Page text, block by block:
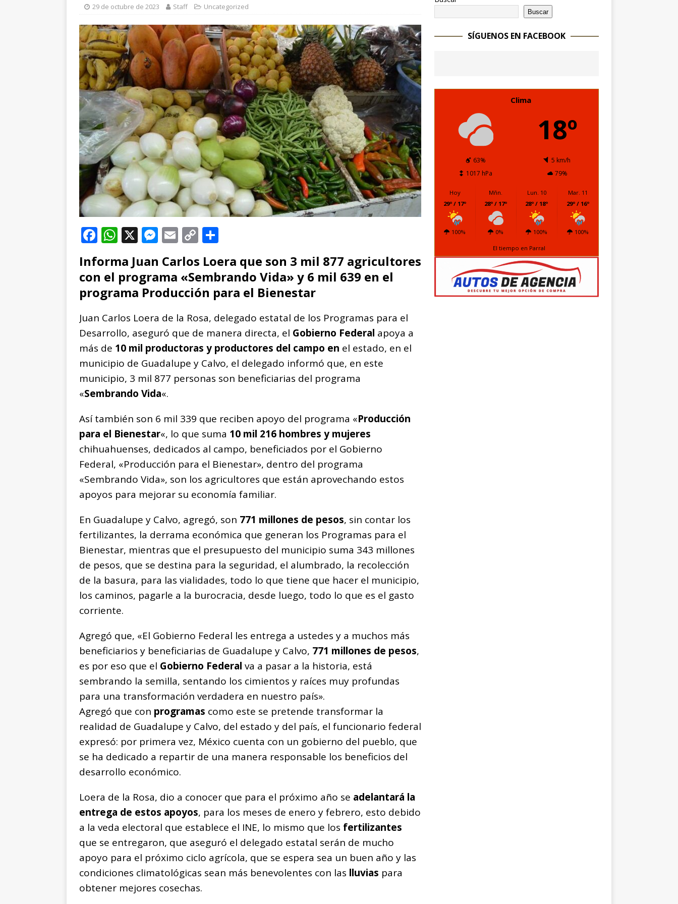
respaldo
CHIHUAHUA MARCO BONILLA
29 de octubre de 2023 Staff Uncategorized
F
c
e
b
o
o
k
W
at
s
A
p
p
X M
ss
e
n
g
e
r
E
m
ai
l
C
p
y
Li
n
k
m
p
ar
ti
r
Informa Juan Carlos Loera que son 3 mil 877 agricultores
con el programa «Sembrando Vida» y 6 mil 639 en el
programa Producción para el Bienestar
Juan Carlos Loera de la Rosa, delegado estatal de los Programas para el
Desarrollo, aseguró que de manera directa, el Gobierno Federal apoya a
más de 10 mil productoras y productores del campo en el estado, en el
municipio de Guadalupe y Calvo, el delegado informó que, en este
municipio, 3 mil 877 personas son beneficiarias del programa
«Sembrando Vida«.
Así también son 6 mil 339 que reciben apoyo del programa «Producción
para el Bienestar«, lo que suma 10 mil 216 hombres y mujeres
chihuahuenses, dedicados al campo, beneficiados por el Gobierno
Federal, «Producción para el Bienestar», dentro del programa
«Sembrando Vida», son los agricultores que están aprovechando estos
apoyos para mejorar su economía familiar.
En Guadalupe y Calvo, agregó, son 771 millones de pesos, sin contar los
fertilizantes, la derrama económica que generan los Programas para el
Bienestar, mientras que el presupuesto del municipio suma 343 millones
de pesos, que se destina para la seguridad, el alumbrado, la recolección
de la basura, para las vialidades, todo lo que tiene que hacer el municipio,
los caminos, pagarle a la burocracia, desde luego, todo lo que es el gasto
corriente.
Agregó que, «El Gobierno Federal les entrega a ustedes y a muchos más
beneficiarios y beneficiarias de Guadalupe y Calvo, 771 millones de pesos,
es por eso que el Gobierno Federal va a pasar a la historia, está
sembrando la semilla, sentando los cimientos y raíces muy profundas
para una transformación verdadera en nuestro país».
Agregó que con programas como este se pretende transformar la
realidad de Guadalupe y Calvo, del estado y del país, el funcionario federal
expresó: por primera vez, México cuenta con un gobierno del pueblo, que
se ha dedicado a repartir de una manera responsable los beneficios del
desarrollo económico.
Loera de la Rosa, dio a conocer que para el próximo año se adelantará la
entrega de estos apoyos, para los meses de enero y febrero, esto debido
a la veda electoral que establece el INE, lo mismo que los fertilizantes
que se entregaron, que aseguró el delegado estatal serán de mucho
apoyo para el próximo ciclo agrícola, que se espera sea un buen año y las
condiciones climatológicas sean más benevolentes con las lluvias para
obtener mejores cosechas.
Buscar
SÍGUENOS EN FACEBOOK
Clima
18º
63%
5 km/h
1017 hPa
79%
Hoy
29º / 17º
100%
Mñn.
28º / 17º
0%
Lun. 10
28º / 18º
100%
Mar. 11
29º / 16º
100%
El tiempo en Parral